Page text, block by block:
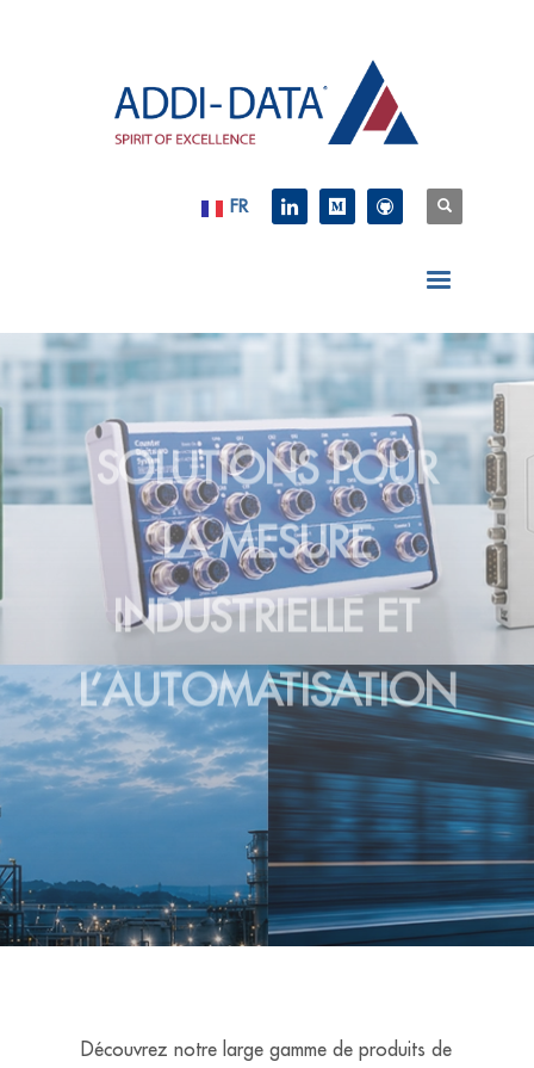
FR
SOLUTIONS POUR
LA MESURE
INDUSTRIELLE ET
L’AUTOMATISATION
Découvrez notre large gamme de produits de